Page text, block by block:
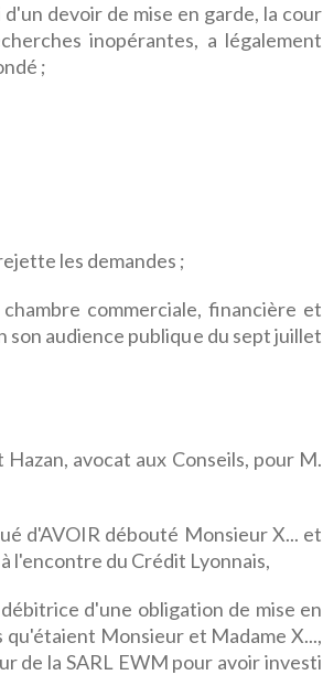
devoir de mise en garde, la cour
inopérantes, a légalement
;
les demandes ;
commerciale, financière et
audience publique du sept juillet
avocat aux Conseils, pour M.
d'AVOIR débouté Monsieur X... et
l'encontre du Crédit Lyonnais,
d'une obligation de mise en
Monsieur et Madame X...,
de la SARL EWM pour avoir investi